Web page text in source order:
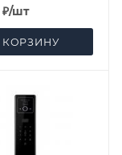
₽/шт
КОРЗИНУ